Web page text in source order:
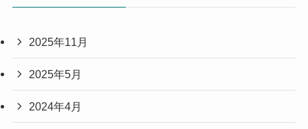
2025年11月
2025年5月
2024年4月